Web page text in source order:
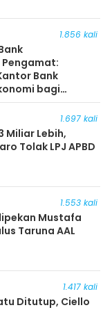
1.856 kali
Bank
bagi
1.697 kali
Miliar Lebih,
Tolak LPJ APBD
1.553 kali
Mustafa
Taruna AAL
1.417 kali
Ditutup, Ciello